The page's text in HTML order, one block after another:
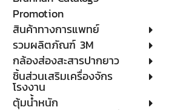
Promotion
สินค้าทางการแพทย์
รวมผลิตภัณฑ์ 3M
กล้องส่องสะสารปากยาว
ชิ้นส่วนเสริมเครื่องจักร
โรงงาน
ตุ้มน้ำหนัก